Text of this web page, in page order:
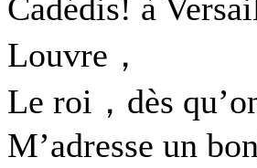
Cadédis! à
Louvre，
Le roi，dès
M’adresse un